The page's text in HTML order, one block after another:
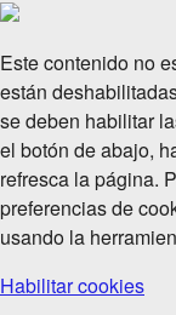
Este contenido no
están
se deben habilitar
el botón de abajo,
refresca la página.
preferencias de
usando la
Habilitar cookies